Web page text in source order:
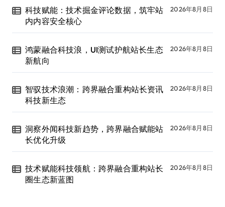
科技赋能：技术掘金评论数据，筑牢站
内内容安全核心
2026年8月8日
鸿蒙融合科技浪，UI测试护航站长生态
新航向
2026年8月8日
智驭技术浪潮：跨界融合重构站长资讯
科技新生态
2026年8月8日
洞察外闻科技新趋势，跨界融合赋能站
长优化升级
2026年8月8日
技术赋能科技领航：跨界融合重构站长
圈生态新蓝图
2026年8月8日